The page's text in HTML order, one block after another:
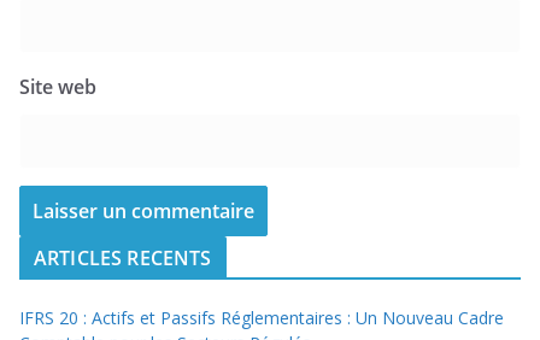
Site web
ARTICLES RECENTS
IFRS 20 : Actifs et Passifs Réglementaires : Un Nouveau Cadre